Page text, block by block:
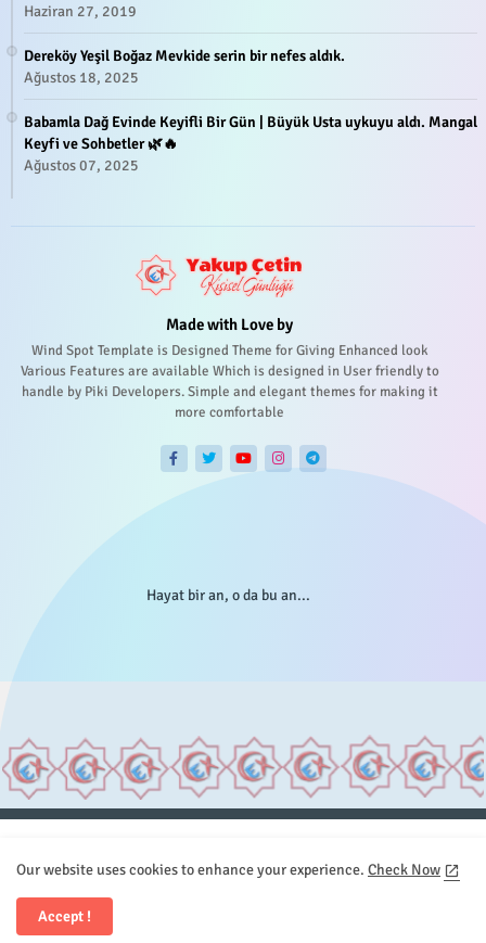
Haziran 27, 2019
Dereköy Yeşil Boğaz Mevkide serin bir nefes aldık.
Ağustos 18, 2025
Babamla Dağ Evinde Keyifli Bir Gün | Büyük Usta uykuyu aldı. Mangal
Keyfi ve Sohbetler 🌿🔥
Ağustos 07, 2025
Made with Love by
Wind Spot Template is Designed Theme for Giving Enhanced look
Various Features are available Which is designed in User friendly to
handle by Piki Developers. Simple and elegant themes for making it
more comfortable
Hayat bir an, o da bu an...
Sitemap
İletişim
Our website uses cookies to enhance your experience. Check Now
Accept !